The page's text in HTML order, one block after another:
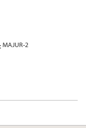
MAJUR-2